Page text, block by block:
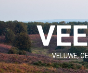
content
VELUWE,